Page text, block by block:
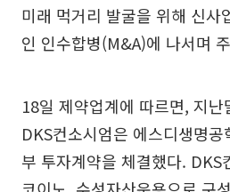
미래 먹거리 발굴을 위해 신사
인 인수합병(M&A)에 나서며
18일 제약업계에 따르면, 지
DKS컨소시엄은 에스디생명
부 투자계약을 체결했다. DKS